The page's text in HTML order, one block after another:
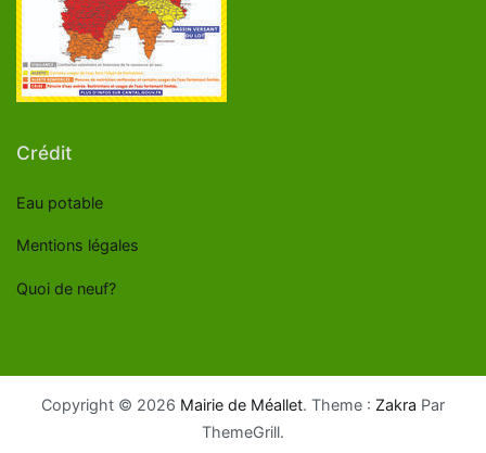
Crédit
Eau potable
Mentions légales
Quoi de neuf?
Copyright © 2026 Mairie de Méallet. Theme : Zakra Par
ThemeGrill.